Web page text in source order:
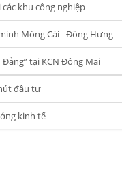
khu công nghiệp
Móng Cái - Đông Hưng
tại KCN Đông Mai
đầu tư
kinh tế